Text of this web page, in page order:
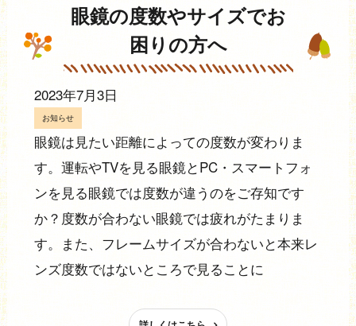
眼鏡の度数やサイズでお
困りの方へ
2023年7月3日
お知らせ
眼鏡は見たい距離によっての度数が変わりま
す。運転やTVを見る眼鏡とPC・スマートフォ
ンを見る眼鏡では度数が違うのをご存知です
か？度数が合わない眼鏡では疲れがたまりま
す。また、フレームサイズが合わないと本来レ
ンズ度数ではないところで見ることに